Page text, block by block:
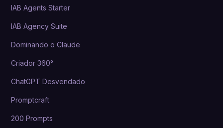
IAB Agents Starter
IAB Agency Suite
Dominando o Claude
Criador 360°
ChatGPT Desvendado
Promptcraft
200 Prompts